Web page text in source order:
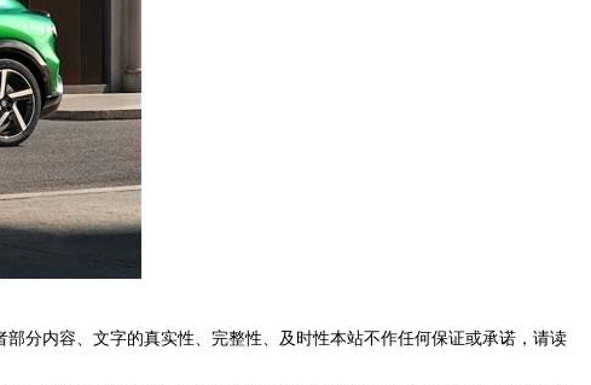
分内容、文字的真实性、完整性、及时性本站不作任何保证或承诺，请读